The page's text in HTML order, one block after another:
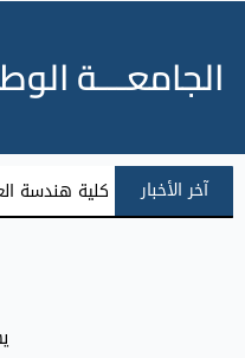
الجامعـــة
آخر الأخبار كلية هندسة